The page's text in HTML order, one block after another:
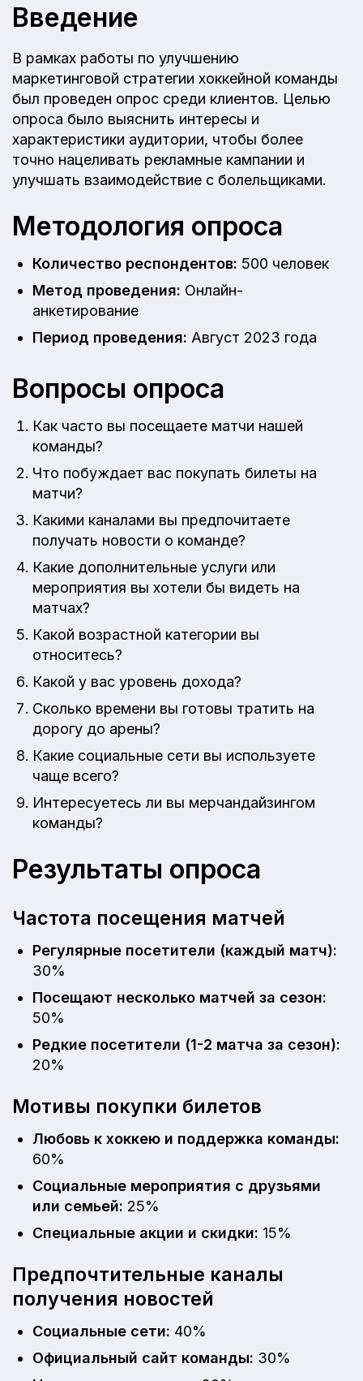
Введение
В рамках работы по улучшению
маркетинговой стратегии хоккейной команды
был проведен опрос среди клиентов. Целью
опроса было выяснить интересы и
характеристики аудитории, чтобы более
точно нацеливать рекламные кампании и
улучшать взаимодействие с болельщиками.
Методология опроса
Количество респондентов: 500 человек
Метод проведения: Онлайн-
анкетирование
Период проведения: Август 2023 года
Вопросы опроса
Как часто вы посещаете матчи нашей
команды?
Что побуждает вас покупать билеты на
матчи?
Какими каналами вы предпочитаете
получать новости о команде?
Какие дополнительные услуги или
мероприятия вы хотели бы видеть на
матчах?
Какой возрастной категории вы
относитесь?
Какой у вас уровень дохода?
Сколько времени вы готовы тратить на
дорогу до арены?
Какие социальные сети вы используете
чаще всего?
Интересуетесь ли вы мерчандайзингом
команды?
Результаты опроса
Частота посещения матчей
Регулярные посетители (каждый матч):
30%
Посещают несколько матчей за сезон:
50%
Редкие посетители (1-2 матча за сезон):
20%
Мотивы покупки билетов
Любовь к хоккею и поддержка команды:
60%
Социальные мероприятия с друзьями
или семьей: 25%
Специальные акции и скидки: 15%
Предпочтительные каналы
получения новостей
Социальные сети: 40%
Официальный сайт команды: 30%